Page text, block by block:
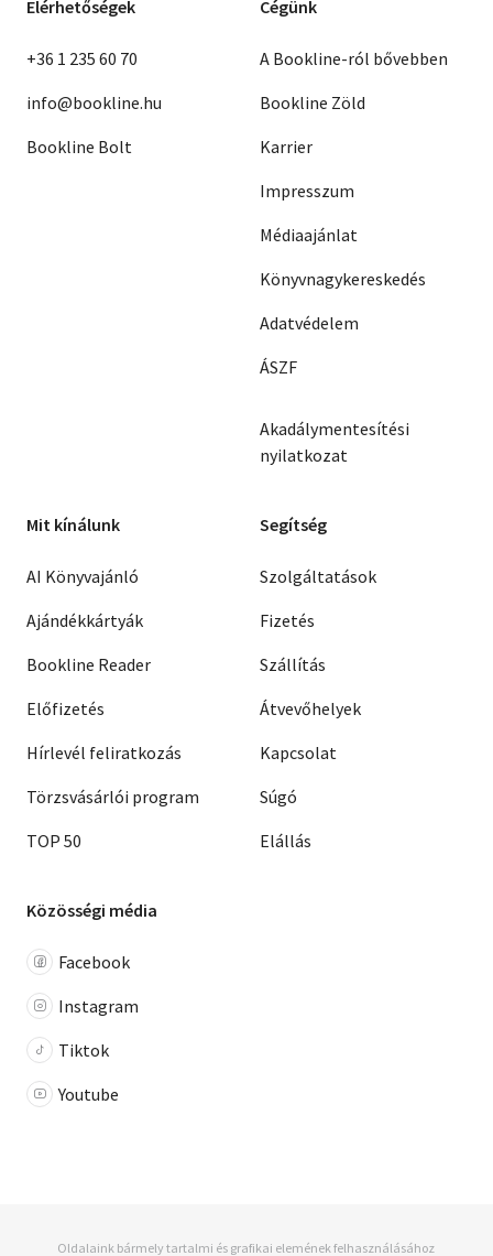
Elérhetőségek
+36 1 235 60 70
info@bookline.hu
Bookline Bolt
Cégünk
A Bookline-ról bővebben
Bookline Zöld
Karrier
Impresszum
Médiaajánlat
Könyvnagykereskedés
Adatvédelem
ÁSZF
Akadálymentesítési
nyilatkozat
Mit kínálunk
AI Könyvajánló
Ajándékkártyák
Bookline Reader
Előfizetés
Hírlevél feliratkozás
Törzsvásárlói program
TOP 50
Segítség
Szolgáltatások
Fizetés
Szállítás
Átvevőhelyek
Kapcsolat
Súgó
Elállás
Közösségi média
Facebook
Instagram
Tiktok
Youtube
Oldalaink bármely tartalmi és grafikai elemének felhasználásához